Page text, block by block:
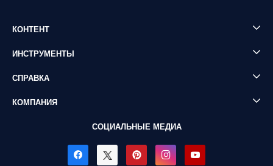
КОНТЕНТ
ИНСТРУМЕНТЫ
СПРАВКА
КОМПАНИЯ
СОЦИАЛЬНЫЕ МЕДИА